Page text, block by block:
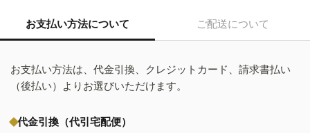
お支払い方法について ご配送について
お支払い方法は、代金引換、クレジットカード、請求書払い
（後払い）よりお選びいただけます。
代金引換（代引宅配便）